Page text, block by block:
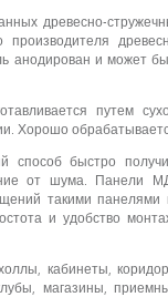
древесно-
анодирован и может
путем
Хорошо
способ быстро
от шума. Панели
такими панелями
и удобство
кабинеты,
магазины,